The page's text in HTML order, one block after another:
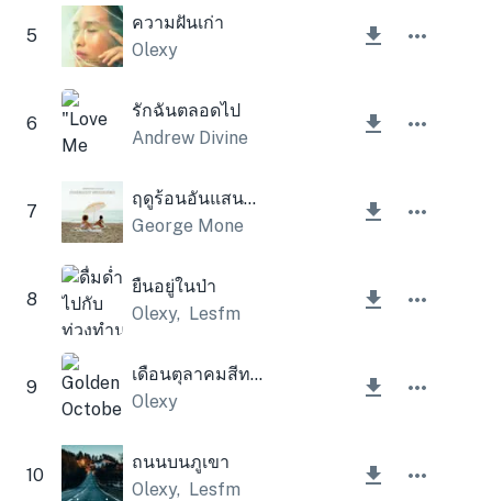
5
ความฝันเก่า
Olexy
6
รักฉันตลอดไป
Andrew Divine
7
ฤดูร้อนอันแสนฝัน
George Mone
8
ยืนอยู่ในป่า
Olexy, Lesfm
9
เดือนตุลาคมสีทอง
Olexy
10
ถนนบนภูเขา
Olexy, Lesfm